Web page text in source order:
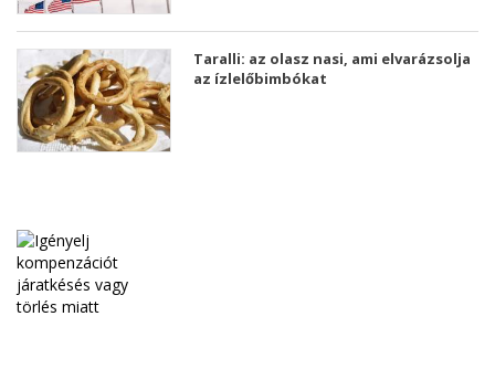
Taralli: az olasz nasi, ami elvarázsolja
az ízlelőbimbókat